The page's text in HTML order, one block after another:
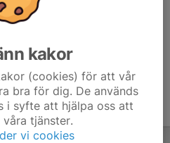
kakor
(cookies) för att vår
bra för dig. De används
i syfte att hjälpa oss att
tjänster.
vi cookies